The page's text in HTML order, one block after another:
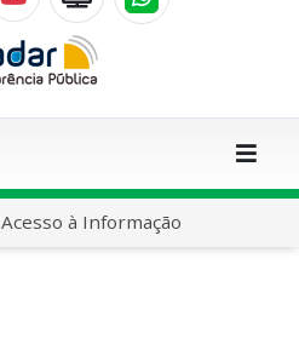
Acesso à Informação